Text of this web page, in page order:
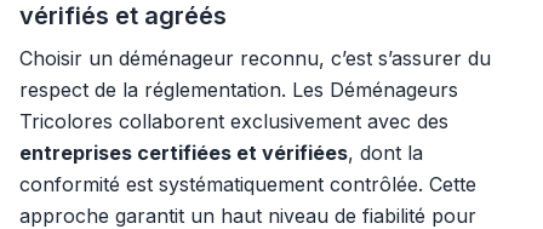
vérifiés et agréés
Choisir un déménageur reconnu, c’est s’assurer du
respect de la réglementation. Les Déménageurs
Tricolores collaborent exclusivement avec des
entreprises certifiées et vérifiées, dont la
conformité est systématiquement contrôlée. Cette
approche garantit un haut niveau de fiabilité pour